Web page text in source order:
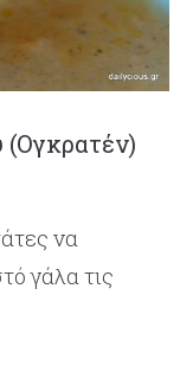
(Ογκρατέν)
να
γάλα τις